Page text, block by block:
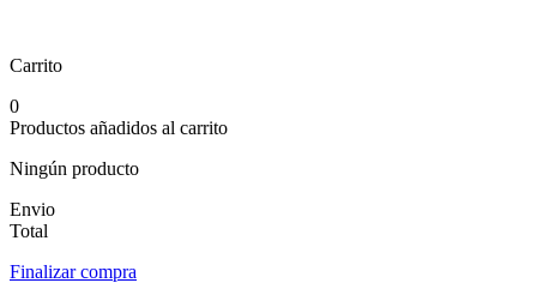
Carrito
0
Productos añadidos al carrito
Ningún producto
Envio
Total
Finalizar compra